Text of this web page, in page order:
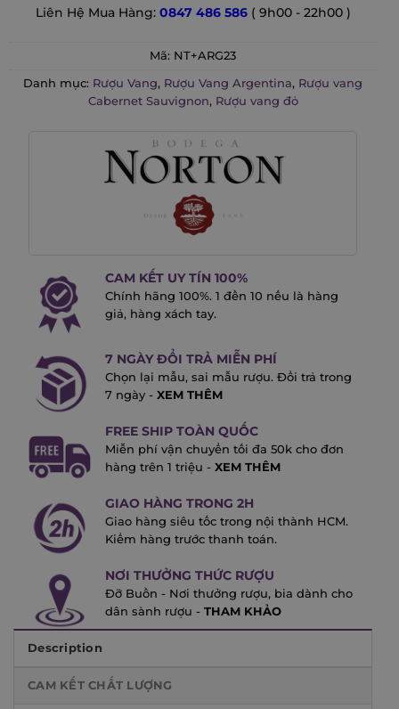
Liên Hệ Mua Hàng: 0847 486 586 ( 9h00 - 22h00 )
Mã: NT+ARG23
Danh mục: Rượu Vang, Rượu Vang Argentina, Rượu vang
Cabernet Sauvignon, Rượu vang đỏ
CAM KẾT UY TÍN 100%
Chính hãng 100%. 1 đền 10 nếu là hàng
giả, hàng xách tay.
7 NGÀY ĐỔI TRẢ MIỄN PHÍ
Chọn lại mẫu, sai mẫu rượu. Đổi trả trong
7 ngày - XEM THÊM
FREE SHIP TOÀN QUỐC
Miễn phí vận chuyển tối đa 50k cho đơn
hàng trên 1 triệu - XEM THÊM
GIAO HÀNG TRONG 2H
Giao hàng siêu tốc trong nội thành HCM.
Kiểm hàng trước thanh toán.
NƠI THƯỞNG THỨC RƯỢU
Đỡ Buồn - Nơi thưởng rượu, bia dành cho
dân sành rượu - THAM KHẢO
Description
CAM KẾT CHẤT LƯỢNG